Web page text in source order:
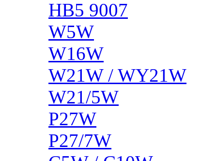
HB5 9007
W5W
W16W
W21W / WY21W
W21/5W
P27W
P27/7W